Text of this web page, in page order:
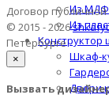
Из МДФ
Из
Конструктор
Шкаф-
Двери
Договор
© 2015 - 2026
Петербурге
×
Вызвать